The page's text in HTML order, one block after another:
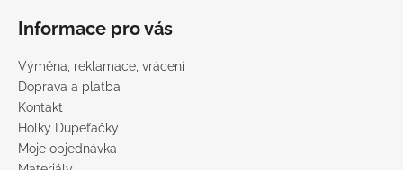
Informace pro vás
Výměna, reklamace, vrácení
Doprava a platba
Kontakt
Holky Dupeťačky
Moje objednávka